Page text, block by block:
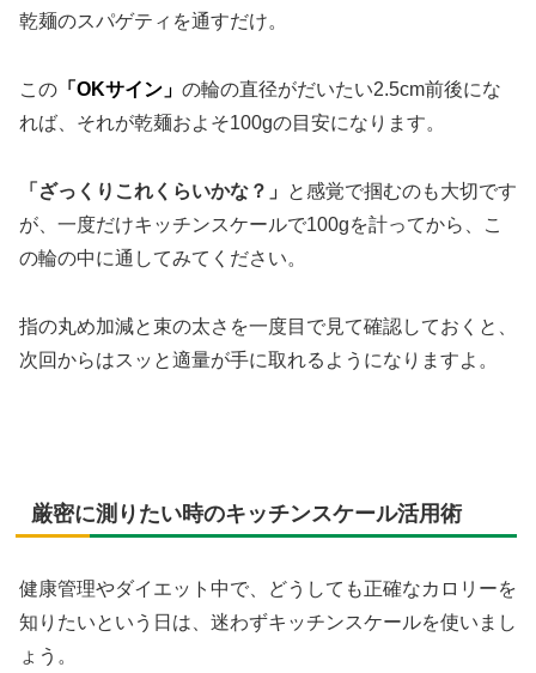
乾麺のスパゲティを通すだけ。
この 「OKサイン」 の輪の直径がだいたい2.5cm前後にな
れば、それが乾麺およそ100gの目安になります。
「ざっくりこれくらいかな？」
と感覚で掴むのも大切です
が、一度だけキッチンスケールで100gを計ってから、こ
の輪の中に通してみてください。
指の丸め加減と束の太さを一度目で見て確認しておくと、
次回からはスッと適量が手に取れるようになりますよ。
厳密に測りたい時のキッチンスケール活用術
健康管理やダイエット中で、どうしても正確なカロリーを
知りたいという日は、迷わずキッチンスケールを使いまし
ょう。